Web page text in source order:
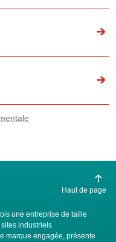
une entreprise de taille
industriels
marque engagée, présente
Haut de page